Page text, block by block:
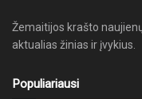
Žemaitijos krašto
aktualias žinias ir įvykius.
Populiariausi